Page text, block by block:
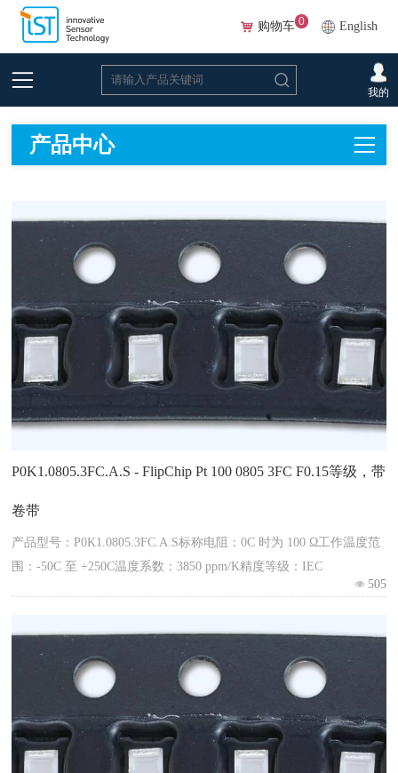
English
购物车 0
我的
首页 在线选型(Beta)
产品中心
P0K1.0805.3FC.A.S - FlipChip Pt 100 0805 3FC F0.15等级，带
卷带
产品型号：P0K1.0805.3FC.A.S标称电阻：0C 时为 100 Ω工作温度范
围：-50C 至 +250C温度系数：3850 ppm/K精度等级：IEC
505